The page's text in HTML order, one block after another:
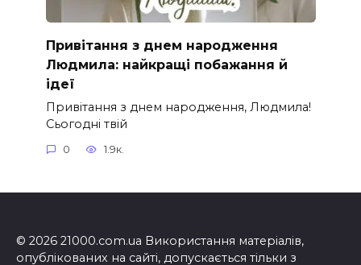
Привітання з днем народження
Людмила: найкращі побажання й
ідеї
Привітання з днем народження, Людмила!
Сьогодні твій
0 1.9к.
© 2026 21000.com.ua Використання матеріалів,
опублікованих на сайті, допускається тільки з